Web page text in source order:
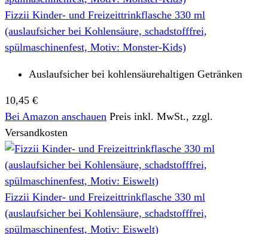
Fizzii Kinder- und Freizeittrinkflasche 330 ml
(auslaufsicher bei Kohlensäure, schadstofffrei,
spülmaschinenfest, Motiv: Monster-Kids)
Auslaufsicher bei kohlensäurehaltigen Getränken
10,45 €
Bei Amazon anschauen Preis inkl. MwSt., zzgl.
Versandkosten
Fizzii Kinder- und Freizeittrinkflasche 330 ml
(auslaufsicher bei Kohlensäure, schadstofffrei,
spülmaschinenfest, Motiv: Eiswelt)